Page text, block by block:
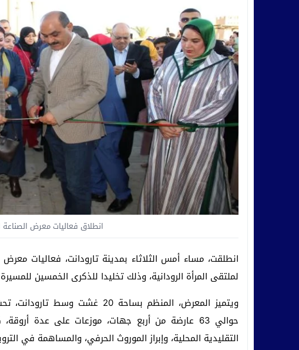
انطلاق فعاليات معرض الصناعة
انطلقت، مساء أمس الثلاثاء بمدينة تارودانت، فعاليات
لملتقى المرأة الرودانية، وذلك تخليدا للذكرى الخمسين
ويتميز المعرض، المنظم بساحة
حوالي 63 عارضة من أربع جهات، موزعات على عدة
التقليدية المحلية، وإبراز الموروث الحرفي، والمساهمة في